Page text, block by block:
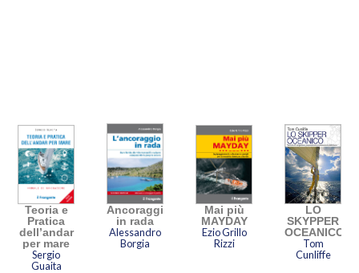
Teoria e
Pratica
dell’andar
per mare
Sergio
Guaita
Ancoraggio
in rada
Alessandro
Borgia
Mai più
MAYDAY
Ezio Grillo
Rizzi
LO
SKYPPER
OCEANICO
Tom
Cunliffe